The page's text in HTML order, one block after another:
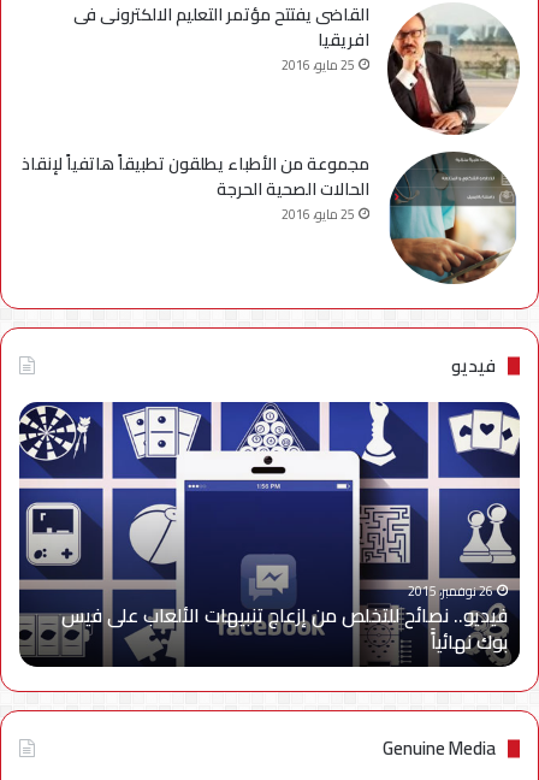
القاضى يفتتح مؤتمر التعليم الالكترونى فى
افريقيا
25 مايو، 2016
مجموعة من الأطباء يطلقون تطبيقاً هاتفياً لإنقاذ
الحالات الصحية الحرجة
25 مايو، 2016
فيديو
فيديو..
نصائح
للتخلص
من
إزعاج
تنبيهات
الألعاب
على
فيس
بوك
نهائياًَ
26 نوفمبر، 2015
فيديو.. نصائح للتخلص من إزعاج تنبيهات الألعاب على فيس
بوك نهائياًَ
Genuine Media